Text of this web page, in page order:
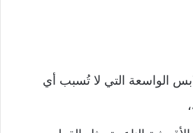
الواسعة التي لا تُسبب أي